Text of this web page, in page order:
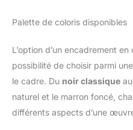
Palette de coloris disponibles
L’option d’un encadrement
possibilité de choisir parmi
le cadre. Du noir classique
naturel et le marron foncé,
différents aspects d’une